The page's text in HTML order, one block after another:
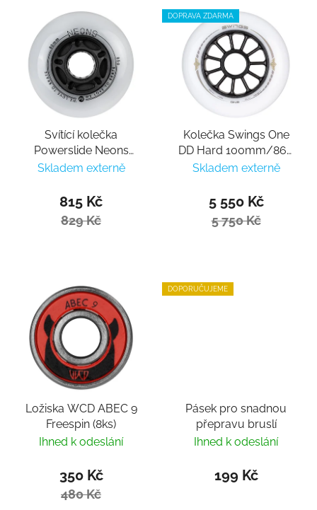
Svítící kolečka
Powerslide Neons
80mm/85a (4ks)
Skladem externě
815 Kč
829 Kč
DOPRAVA ZDARMA
Kolečka Swings One
DD Hard 100mm/86A
(8ks)
Skladem externě
5 550 Kč
5 750 Kč
Ložiska WCD ABEC 9
Freespin (8ks)
Ihned k odeslání
350 Kč
480 Kč
DOPORUČUJEME
Pásek pro snadnou
přepravu bruslí
Ihned k odeslání
199 Kč